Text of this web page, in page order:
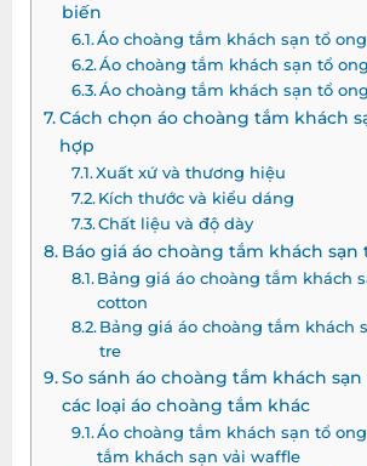
biến
Áo choàng tắm khách sạn tổ
Áo choàng tắm khách sạn tổ
Áo choàng tắm khách sạn tổ
Cách chọn áo choàng tắm khách
hợp
Xuất xứ và thương hiệu
Kích thước và kiểu dáng
Chất liệu và độ dày
Báo giá áo choàng tắm khách sạn
Bảng giá áo choàng tắm khách
cotton
Bảng giá áo choàng tắm khách
tre
So sánh áo choàng tắm khách
các loại áo choàng tắm khác
Áo choàng tắm khách sạn tổ
tắm khách sạn vải waffle